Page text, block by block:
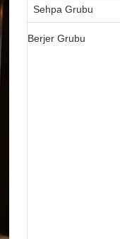
Sehpa Grubu
Berjer Grubu